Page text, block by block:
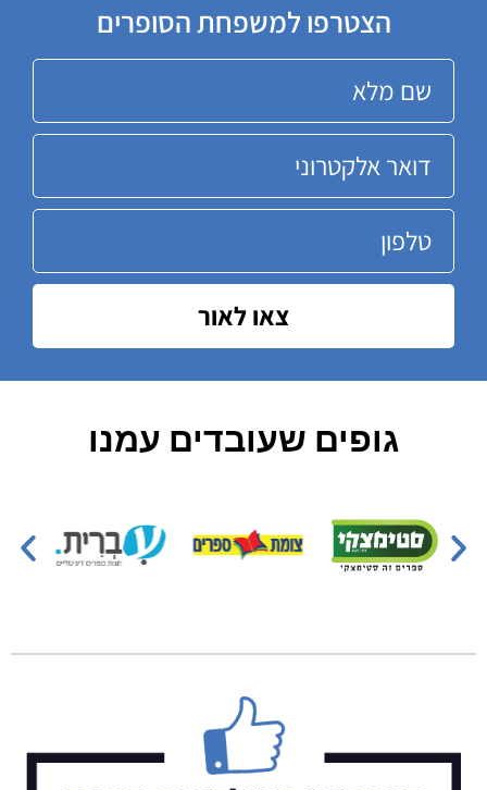
הצטרפו למשפחת הסופרים
צאו לאור
גופים שעובדים עמנו